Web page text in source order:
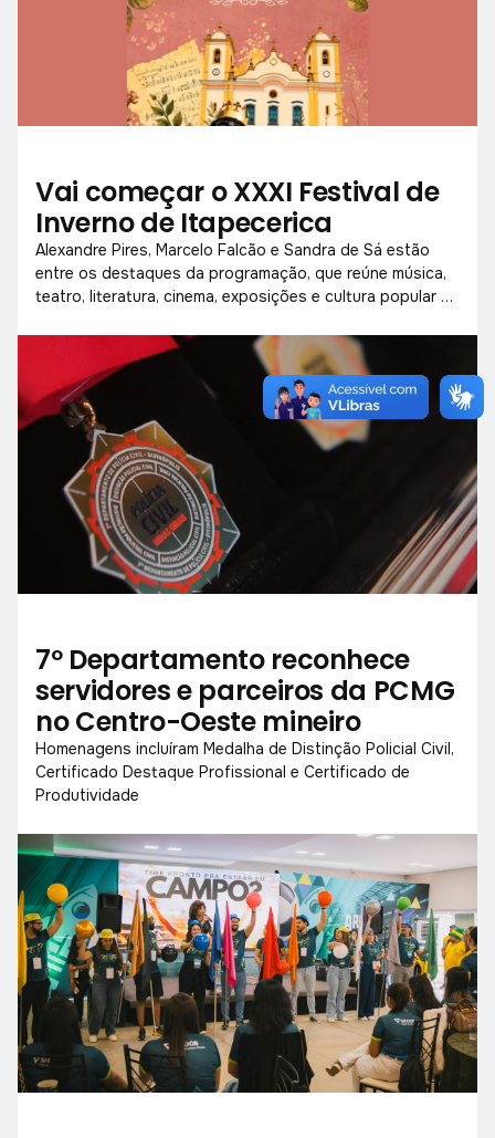
Vai começar o XXXI Festival de
Inverno de Itapecerica
Alexandre Pires, Marcelo Falcão e Sandra de Sá estão
entre os destaques da programação, que reúne música,
teatro, literatura, cinema, exposições e cultura popular de
7º Departamento reconhece
servidores e parceiros da PCMG
no Centro-Oeste mineiro
Homenagens incluíram Medalha de Distinção Policial Civil,
Certificado Destaque Profissional e Certificado de
Produtividade